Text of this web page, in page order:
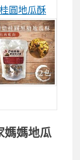
桂圓地瓜酥
媽媽地瓜